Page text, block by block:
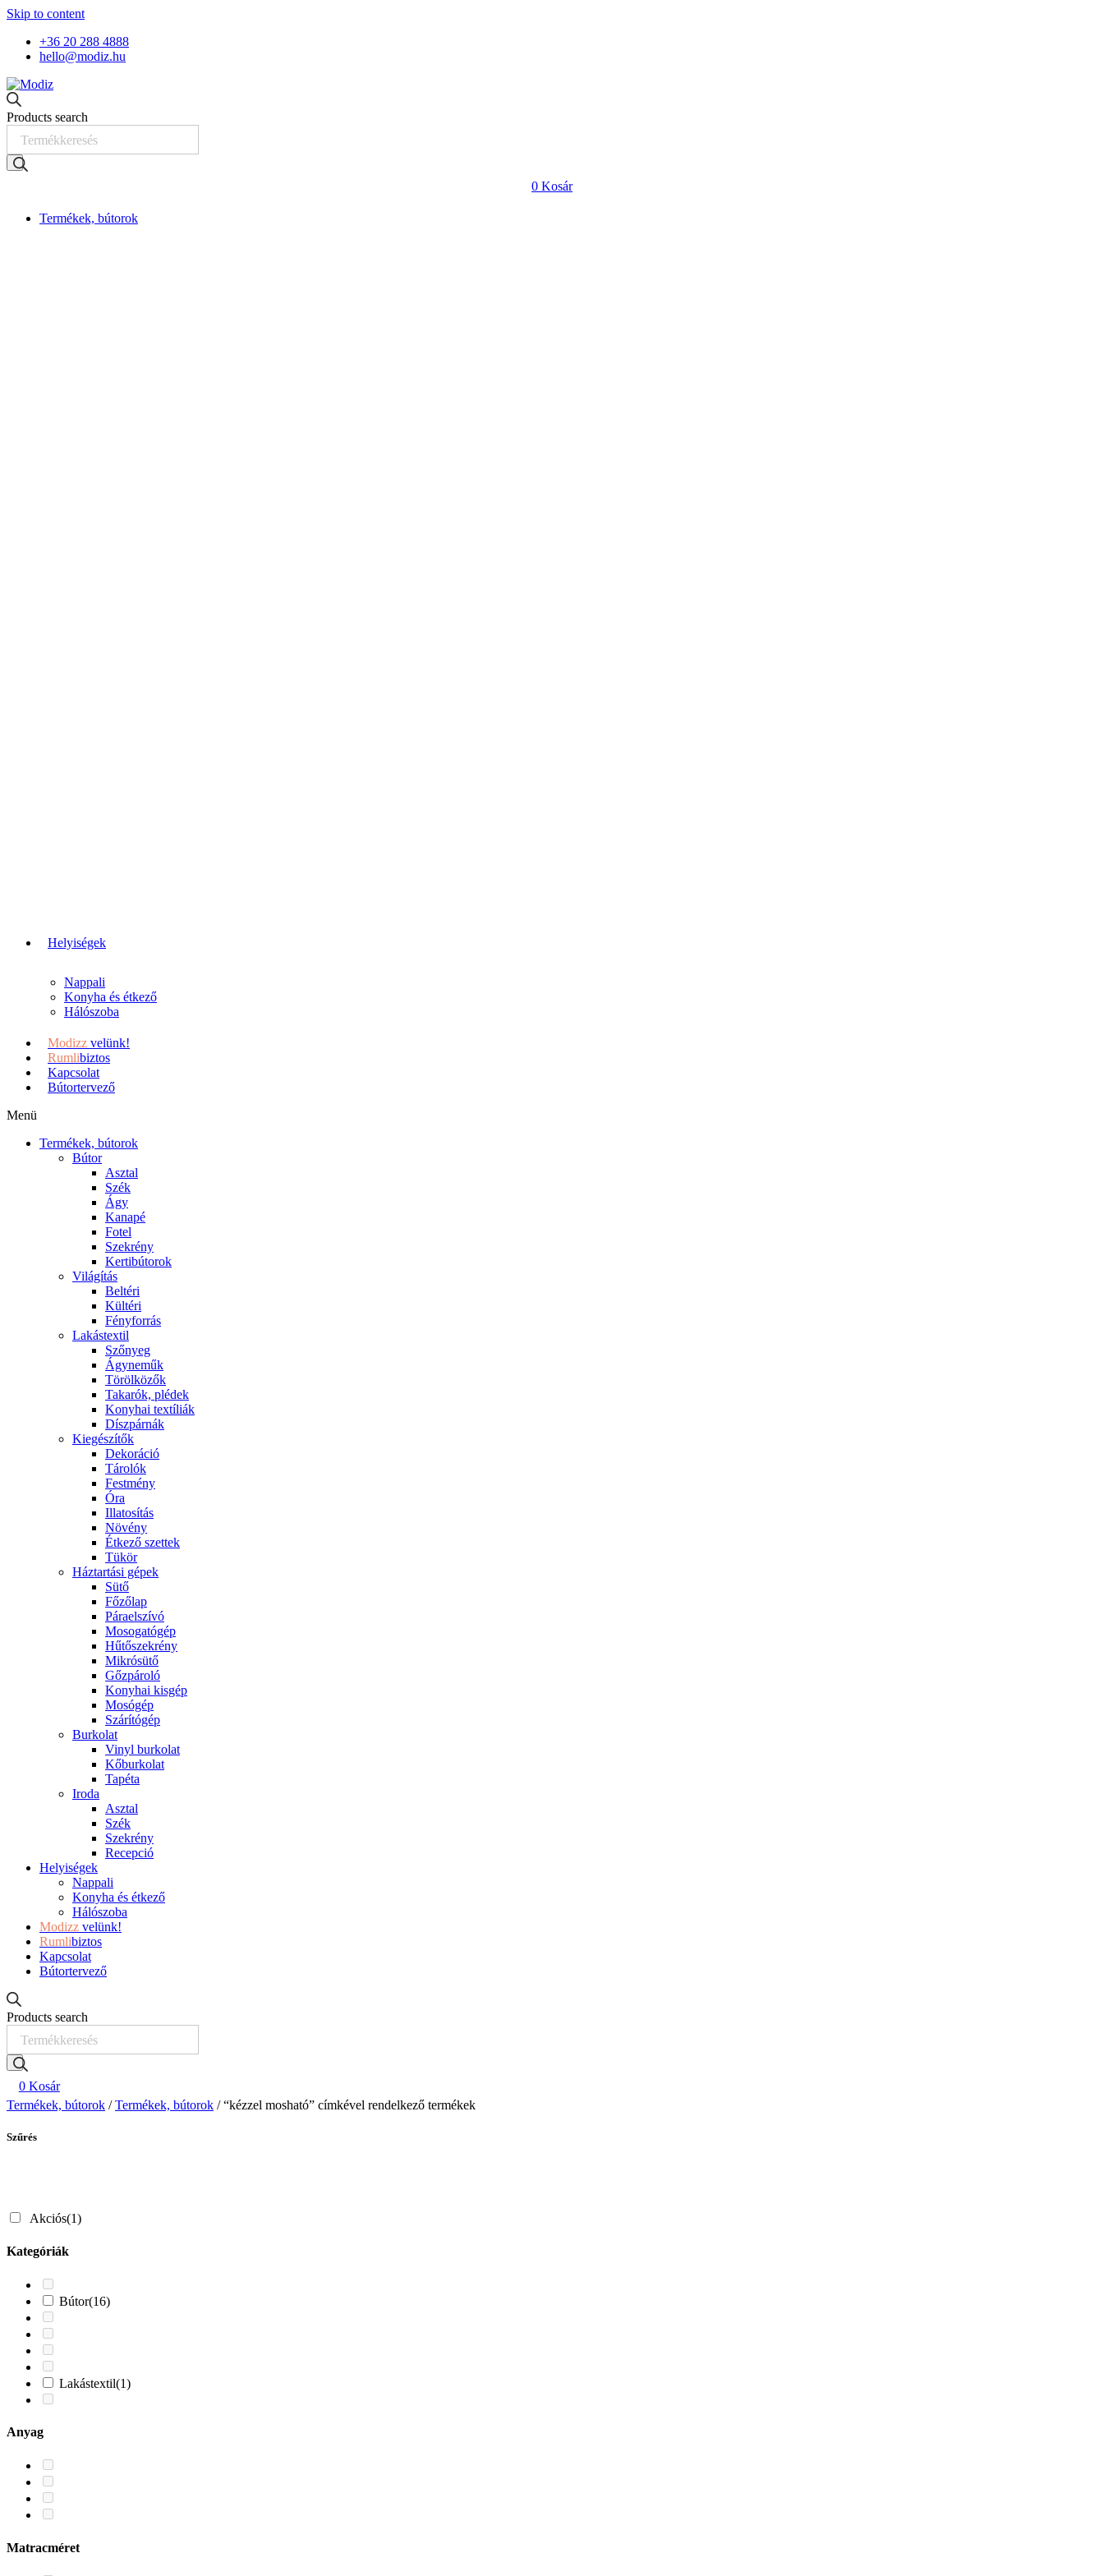
Skip to content
+36 20 288 4888
hello@modiz.hu
Products search
0 Kosár
Termékek, bútorok
Helyiségek
Nappali
Konyha és étkező
Hálószoba
Modizz velünk!
Rumlibiztos
Kapcsolat
Bútortervező
Menü
Termékek, bútorok
Bútor
Asztal
Szék
Ágy
Kanapé
Fotel
Szekrény
Kertibútorok
Világítás
Beltéri
Kültéri
Fényforrás
Lakástextil
Szőnyeg
Ágyneműk
Törölközők
Takarók, plédek
Konyhai textíliák
Díszpárnák
Kiegészítők
Dekoráció
Tárolók
Festmény
Óra
Illatosítás
Növény
Étkező szettek
Tükör
Háztartási gépek
Sütő
Főzőlap
Páraelszívó
Mosogatógép
Hűtőszekrény
Mikrósütő
Gőzpároló
Konyhai kisgép
Mosógép
Szárítógép
Burkolat
Vinyl burkolat
Kőburkolat
Tapéta
Iroda
Asztal
Szék
Szekrény
Recepció
Helyiségek
Nappali
Konyha és étkező
Hálószoba
Modizz velünk!
Rumlibiztos
Kapcsolat
Bútortervező
Products search
0 Kosár
Termékek, bútorok /Termékek, bútorok / “kézzel mosható” címkével rendelkező termékek
Szűrés
Akciós(1)
Kategóriák
Bútor(16)
Lakástextil(1)
Anyag
Matracméret